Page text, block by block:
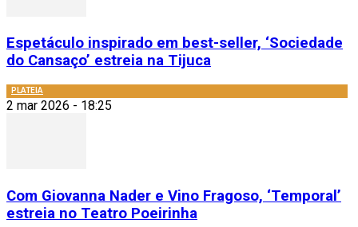
Espetáculo inspirado em best-seller, ‘Sociedade
do Cansaço’ estreia na Tijuca
PLATEIA
2 mar 2026 - 18:25
Com Giovanna Nader e Vino Fragoso, ‘Temporal’
estreia no Teatro Poeirinha